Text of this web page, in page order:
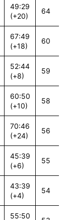
49:29
(+20)
64
67:49
(+18)
60
52:44
(+8)
59
60:50
(+10)
58
70:46
(+24)
56
45:39
(+6)
55
43:39
(+4)
54
55:50